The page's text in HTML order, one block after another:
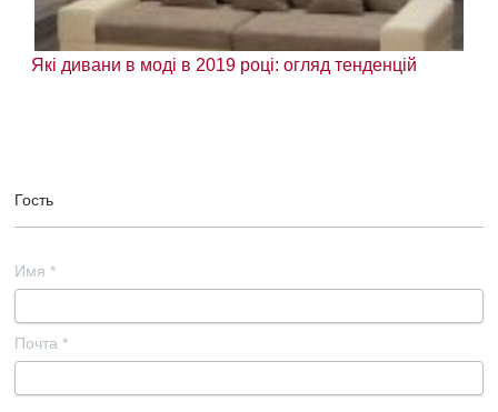
Які дивани в моді в 2019 році: огляд тенденцій
Гость
Имя *
Почта *